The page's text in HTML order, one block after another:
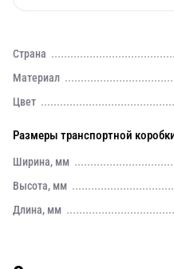
Страна
Материал
Цвет
Размеры транспортной
Ширина, мм
Высота, мм
Длина, мм